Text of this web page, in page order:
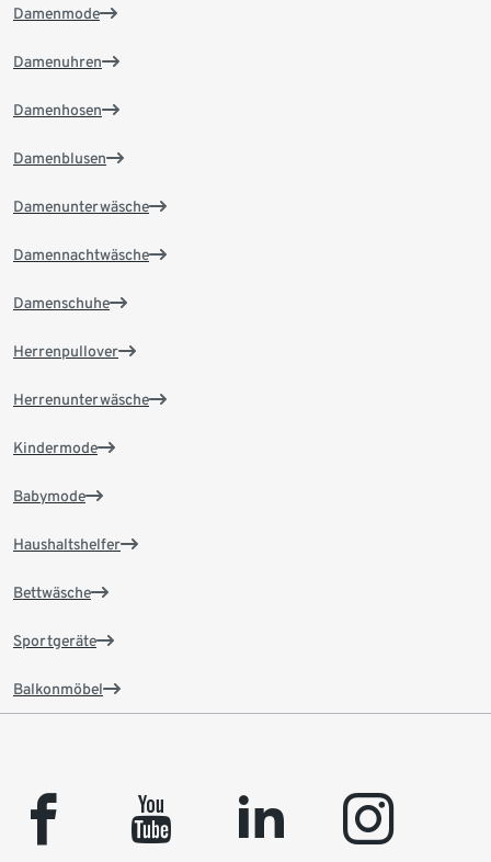
Damenmode
Damenuhren
Damenhosen
Damenblusen
Damenunterwäsche
Damennachtwäsche
Damenschuhe
Herrenpullover
Herrenunterwäsche
Kindermode
Babymode
Haushaltshelfer
Bettwäsche
Sportgeräte
Balkonmöbel
facebook youtube linkedin instagram